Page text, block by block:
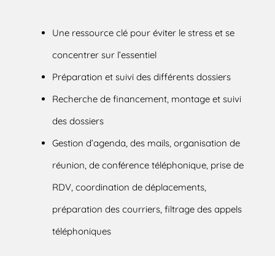
Une ressource clé pour éviter le stress et se
concentrer sur l’essentiel
Préparation et suivi des différents dossiers
Recherche de financement, montage et suivi
des dossiers
Gestion d’agenda, des mails, organisation de
réunion, de conférence téléphonique, prise de
RDV, coordination de déplacements,
préparation des courriers, filtrage des appels
téléphoniques